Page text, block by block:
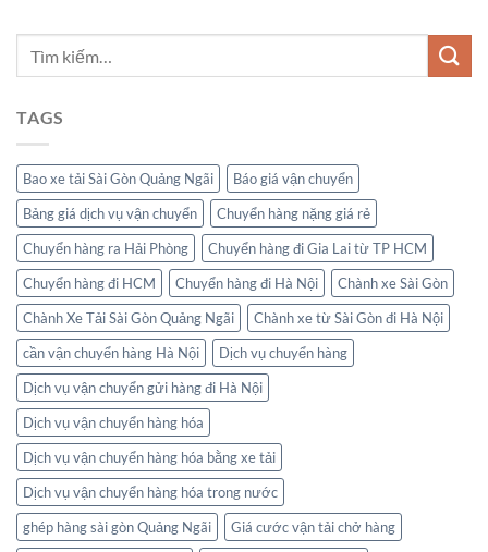
TAGS
Bao xe tải Sài Gòn Quảng Ngãi
Báo giá vận chuyển
Bảng giá dịch vụ vận chuyển
Chuyển hàng nặng giá rẻ
Chuyển hàng ra Hải Phòng
Chuyển hàng đi Gia Lai từ TP HCM
Chuyển hàng đi HCM
Chuyển hàng đi Hà Nội
Chành xe Sài Gòn
Chành Xe Tải Sài Gòn Quảng Ngãi
Chành xe từ Sài Gòn đi Hà Nội
cần vận chuyển hàng Hà Nội
Dịch vụ chuyển hàng
Dịch vụ vận chuyển gửi hàng đi Hà Nội
Dịch vụ vận chuyển hàng hóa
Dịch vụ vận chuyển hàng hóa bằng xe tải
Dịch vụ vận chuyển hàng hóa trong nước
ghép hàng sài gòn Quảng Ngãi
Giá cước vận tải chở hàng